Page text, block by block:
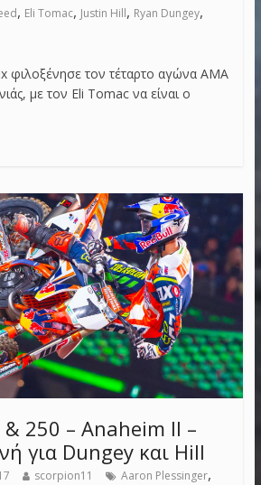
, Eli Tomac, Justin Hill, Ryan Dungey,
φιλοξένησε τον τέταρτο αγώνα AMA
με τον Eli Tomac να είναι ο
& 250 – Anaheim II –
για Dungey και Hill
scorpion11 Aaron Plessinger,